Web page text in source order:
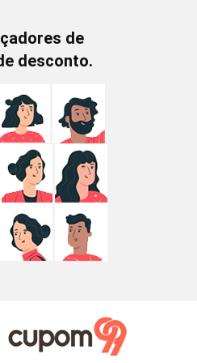
de
desconto.